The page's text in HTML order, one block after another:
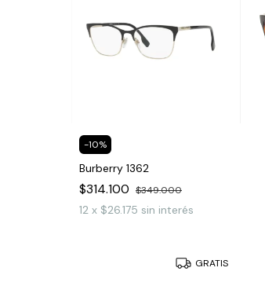
-10%
Burberry 1362
$314.100 $349.000
12 x $26.175 sin interés
GRATIS